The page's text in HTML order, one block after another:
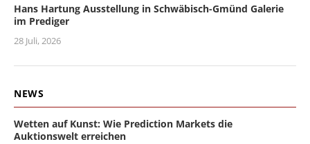
Hans Hartung Ausstellung in Schwäbisch-Gmünd Galerie
im Prediger
28 Juli, 2026
NEWS
Wetten auf Kunst: Wie Prediction Markets die
Auktionswelt erreichen